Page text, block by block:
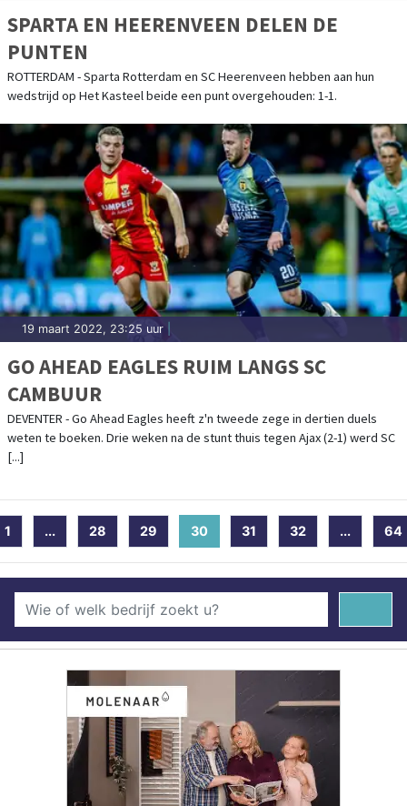
SPARTA EN HEERENVEEN DELEN DE
PUNTEN
ROTTERDAM - Sparta Rotterdam en SC Heerenveen hebben aan hun
wedstrijd op Het Kasteel beide een punt overgehouden: 1-1.
19 maart 2022, 23:25 uur
GO AHEAD EAGLES RUIM LANGS SC
CAMBUUR
DEVENTER - Go Ahead Eagles heeft z'n tweede zege in dertien duels
weten te boeken. Drie weken na de stunt thuis tegen Ajax (2-1) werd SC
[...]
1 ... 28 29 30 (current)
31 32 ... 64